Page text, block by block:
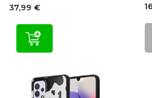
37,99 €